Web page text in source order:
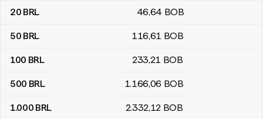
20 BRL 46,64 BOB
50 BRL 116,61 BOB
100 BRL 233,21 BOB
500 BRL 1.166,06 BOB
1.000 BRL 2.332,12 BOB